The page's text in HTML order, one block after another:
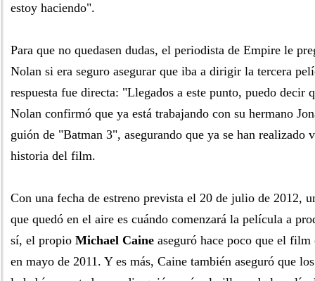
estoy haciendo".
Para que no quedasen dudas, el periodista de Empire le
Nolan si era seguro asegurar que iba a dirigir la tercera
respuesta fue directa: "Llegados a este punto, puedo decir
Nolan confirmó que ya está trabajando con su hermano
guión de "Batman 3", asegurando que ya se han realizado
historia del film.
Con una fecha de estreno prevista el 20 de julio de 2012,
que quedó en el aire es cuándo comenzará la película a
sí, el propio Michael Caine aseguró hace poco que el film
en mayo de 2011. Y es más, Caine también aseguró que